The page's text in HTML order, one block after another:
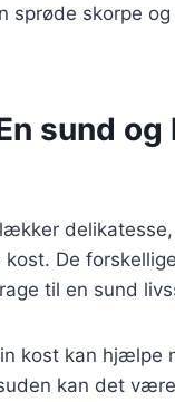
sprøde skorpe
sund
De
til en sund
kost kan hjælpe
kan det